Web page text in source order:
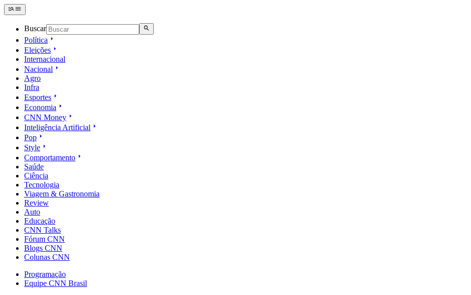
Buscar
Política
Eleições
Internacional
Nacional
Agro
Infra
Esportes
Economia
CNN Money
Inteligência Artificial
Pop
Style
Comportamento
Saúde
Ciência
Tecnologia
Viagem & Gastronomia
Review
Auto
Educação
CNN Talks
Fórum CNN
Blogs CNN
Colunas CNN
Programação
Equipe CNN Brasil